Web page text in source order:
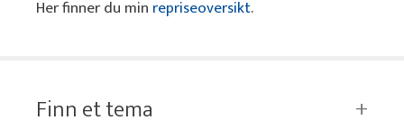
Her finner du min repriseoversikt.
Finn et tema